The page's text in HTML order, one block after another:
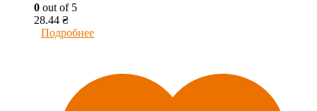
0 out of 5
28.44 ₴
Подробнее